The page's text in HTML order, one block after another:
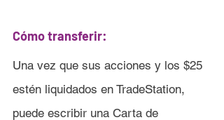
Cómo transferir:
Una vez que sus acciones y los $25
estén liquidados en TradeStation,
puede escribir una Carta de